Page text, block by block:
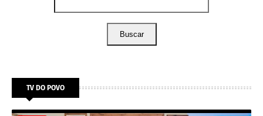
Buscar
TV DO POVO